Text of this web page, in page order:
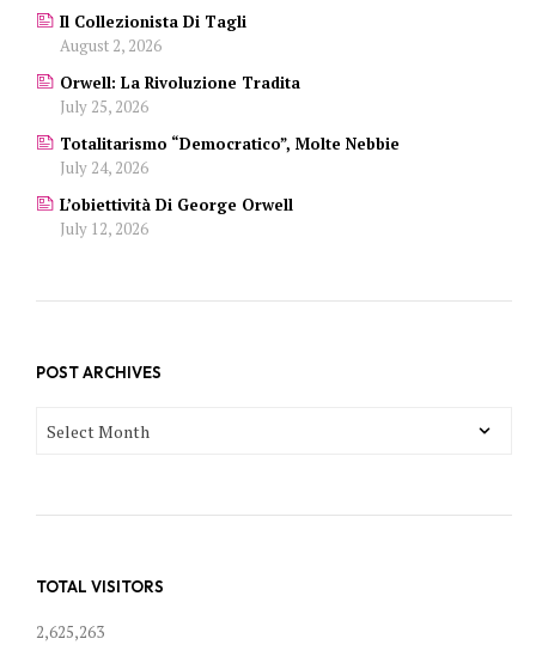
Il Collezionista Di Tagli
August 2, 2026
Orwell: La Rivoluzione Tradita
July 25, 2026
Totalitarismo “democratico”, Molte Nebbie
July 24, 2026
L’obiettività Di George Orwell
July 12, 2026
POST ARCHIVES
POST
TOTAL VISITORS
2,625,263